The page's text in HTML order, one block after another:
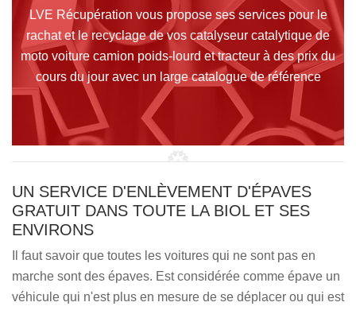
LVE Récupération vous propose ses services pour le
rachat et le recyclage de vos catalyseur catalytique de
moto voiture camion poids-lourd et tracteur à des prix du
cours du jour avec un large catalogue de référence
UN SERVICE D'ENLÈVEMENT D'ÉPAVES
GRATUIT DANS TOUTE LA BIOL ET SES
ENVIRONS
Il faut savoir que toutes les voitures qui ne sont pas en
marche sont des épaves. Est considérée comme épave un
véhicule qui n'est plus en mesure de se déplacer ou qui est